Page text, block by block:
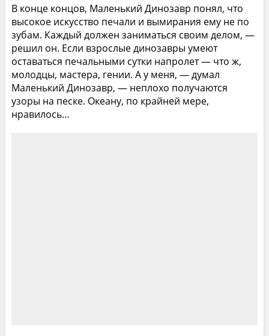
В конце концов, Маленький Динозавр понял, что
высокое искусство печали и вымирания ему не по
зубам. Каждый должен заниматься своим делом, —
решил он. Если взрослые динозавры умеют
оставаться печальными сутки напролет — что ж,
молодцы, мастера, гении. А у меня, — думал
Маленький Динозавр, — неплохо получаются
узоры на песке. Океану, по крайней мере,
нравилось…